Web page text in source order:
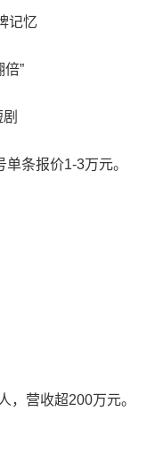
记忆
”
条报价1-3万元。
，营收超200万元。